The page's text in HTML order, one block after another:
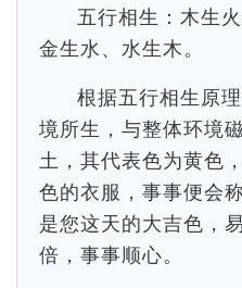
五行相生：木生
金生水、水生木。
根据五行相生原
境所生，与整体环境
土，其代表色为黄色
色的衣服，事事便会
是您这天的大吉色，
倍，事事顺心。